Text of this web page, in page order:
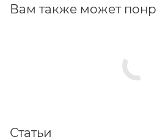
Вам также может
Статьи